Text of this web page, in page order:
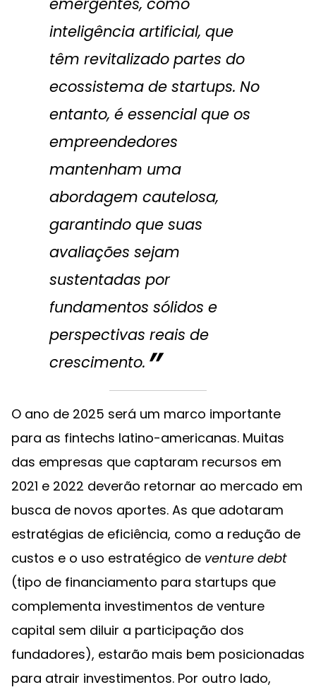
inteligência artificial, que
têm revitalizado partes do
ecossistema de startups. No
entanto, é essencial que os
empreendedores
mantenham uma
abordagem cautelosa,
garantindo que suas
avaliações sejam
sustentadas por
fundamentos sólidos e
perspectivas reais de
crescimento.
O ano de 2025 será um marco importante
para as fintechs latino-americanas. Muitas
das empresas que captaram recursos em
2021 e 2022 deverão retornar ao mercado em
busca de novos aportes. As que adotaram
estratégias de eficiência, como a redução de
custos e o uso estratégico de venture debt
(tipo de financiamento para startups que
complementa investimentos de venture
capital sem diluir a participação dos
fundadores), estarão mais bem posicionadas
para atrair investimentos. Por outro lado,